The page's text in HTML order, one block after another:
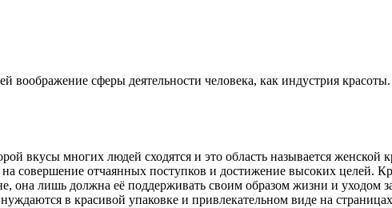
сферы деятельности человека, как индустрия
вкусы многих людей сходятся и это область называется
совершение отчаянных поступков и достижение высоких целей.
она лишь должна её поддерживать своим образом жизни и уходом
в красивой упаковке и привлекательном виде на